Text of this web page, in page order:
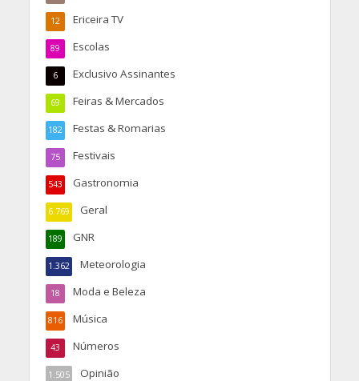
Ericeira TV
12
Escolas
89
Exclusivo Assinantes
6
Feiras & Mercados
69
Festas & Romarias
182
Festivais
75
Gastronomia
543
Geral
6.769
GNR
189
Meteorologia
1.362
Moda e Beleza
18
Música
816
Números
43
Opinião
1.505